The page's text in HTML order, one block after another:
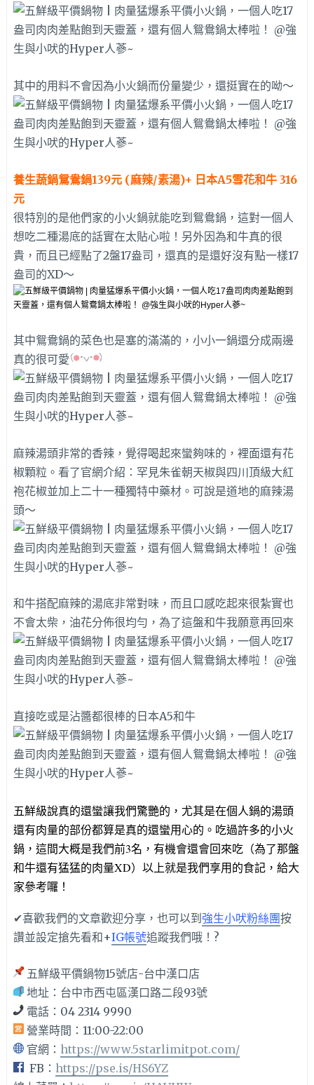
其中的用料不會因為小火鍋而份量變少，還挺實在的呦～
養生蔬鍋鴛鴦鍋139元 (麻辣/素湯)+ 日本A5雪花和牛 316
元
很特別的是他們家的小火鍋就能吃到鴛鴦鍋，這對一個人
想吃二種湯底的話實在太貼心啦！另外因為和牛真的很
貴，而且已經點了2盤17盎司，還真的是還好沒有點一樣17
盎司的XD～
其中鴛鴦鍋的菜色也是塞的滿滿的，小小一鍋還分成兩邊
真的很可愛
麻辣湯頭非常的香辣，覺得喝起來蠻夠味的，裡面還有花
椒顆粒。看了官網介紹：罕見朱雀朝天椒與四川頂級大紅
袍花椒並加上二十一種獨特中藥材。可說是道地的麻辣湯
頭～
和牛搭配麻辣的湯底非常對味，而且口感吃起來很紮實也
不會太柴，油花分佈很均勻，為了這盤和牛我願意再回來
直接吃或是沾醬都很棒的日本A5和牛
五鮮級說真的還蠻讓我們驚艷的，尤其是在個人鍋的湯頭
還有肉量的部份都算是真的還蠻用心的。吃過許多的小火
鍋，這間大概是我們前3名，有機會還會回來吃（為了那盤
和牛還有猛猛的肉量XD）以上就是我們享用的食記，給大
家參考囉！
✔喜歡我們的文章歡迎分享，也可以到強生小吠粉絲團按
讚並設定搶先看和+IG帳號追蹤我們哦！?
五鮮級平價鍋物15號店-台中漢口店
地址：台中市西屯區漢口路二段93號
電話：04 2314 9990
營業時間：11:00-22:00
官網： https://www.5starlimitpot.com/
FB： https://pse.is/HS6YZ